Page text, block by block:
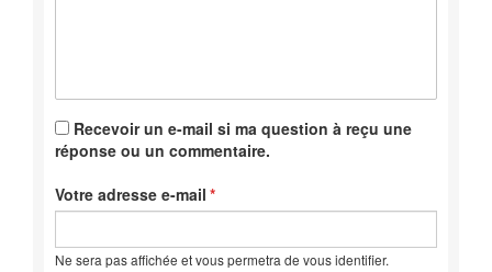
Recevoir un e-mail si ma question à reçu une
réponse ou un commentaire.
Votre adresse e-mail
Ne sera pas affichée et vous permetra de vous identifier.